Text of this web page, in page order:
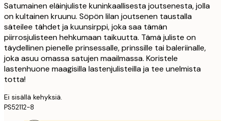
Satumainen eläinjuliste kuninkaallisesta joutsenesta, jolla
on kultainen kruunu. Söpön lilan joutsenen taustalla
säteilee tähdet ja kuunsirppi, joka saa tämän
piirrosjulisteen hehkumaan taikuutta. Tämä juliste on
täydellinen pienelle prinsessalle, prinssille tai baleriinalle,
joka asuu omassa satujen maailmassa. Koristele
lastenhuone maagisilla lastenjulisteilla ja tee unelmista
totta!
Ei sisällä kehyksiä.
PS52112-8